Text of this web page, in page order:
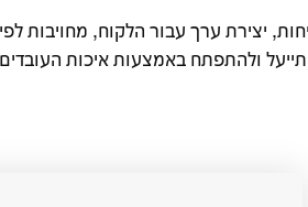
יצירת ערך עבור הלקוח, מחויבות
ולהתפתח באמצעות איכות